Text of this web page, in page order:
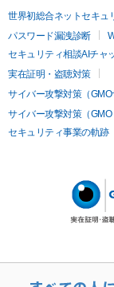
世界初総合ネットセキュ
パスワード漏洩診断
セキュリティ相談AIチャ
実在証明・盗聴対策
サイバー攻撃対策（GMO
サイバー攻撃対策（GMO
セキュリティ事業の軌跡